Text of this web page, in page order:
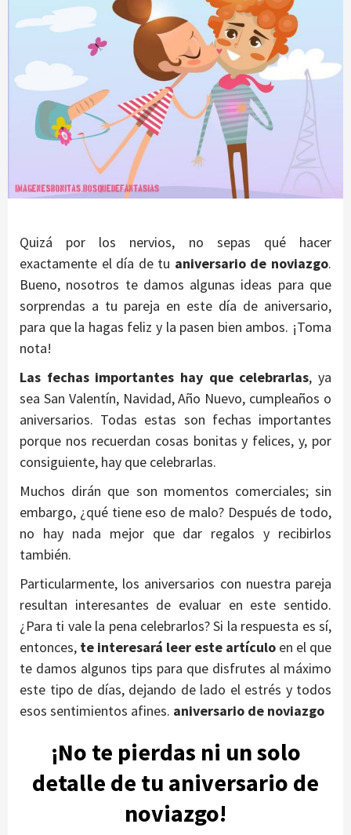
Quizá por los nervios, no sepas qué hacer
exactamente el día de tu aniversario de noviazgo.
Bueno, nosotros te damos algunas ideas para que
sorprendas a tu pareja en este día de aniversario,
para que la hagas feliz y la pasen bien ambos. ¡Toma
nota!
Las fechas importantes hay que celebrarlas, ya
sea San Valentín, Navidad, Año Nuevo, cumpleaños o
aniversarios. Todas estas son fechas importantes
porque nos recuerdan cosas bonitas y felices, y, por
consiguiente, hay que celebrarlas.
Muchos dirán que son momentos comerciales; sin
embargo, ¿qué tiene eso de malo? Después de todo,
no hay nada mejor que dar regalos y recibirlos
también.
Particularmente, los aniversarios con nuestra pareja
resultan interesantes de evaluar en este sentido.
¿Para ti vale la pena celebrarlos? Si la respuesta es sí,
entonces, te interesará leer este artículo en el que
te damos algunos tips para que disfrutes al máximo
este tipo de días, dejando de lado el estrés y todos
esos sentimientos afines. aniversario de noviazgo
¡No te pierdas ni un solo
detalle de tu aniversario de
noviazgo!